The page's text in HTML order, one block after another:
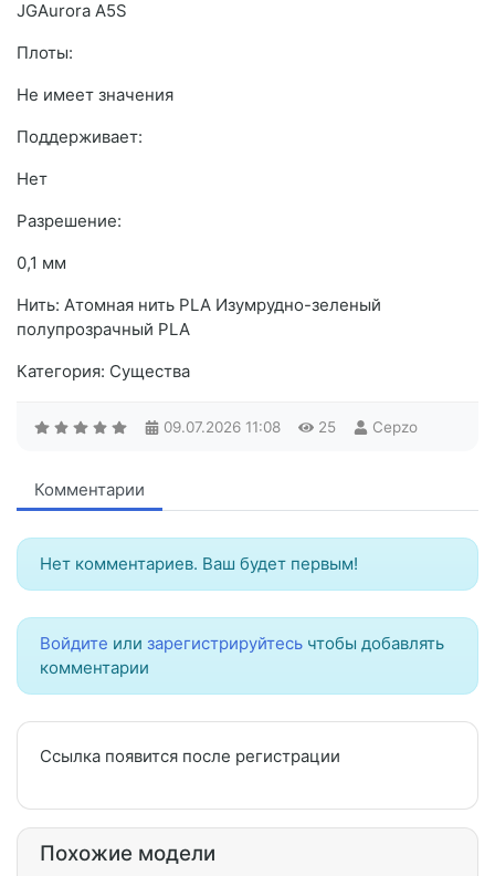
JGAurora A5S
Плоты:
Не имеет значения
Поддерживает:
Нет
Разрешение:
0,1 мм
Нить: Атомная нить PLA Изумрудно-зеленый
полупрозрачный PLA
Категория: Существа
09.07.2026 11:08 25 Cepzo
Комментарии
Нет комментариев. Ваш будет первым!
Войдите или зарегистрируйтесь чтобы добавлять
комментарии
Ссылка появится после регистрации
Похожие модели